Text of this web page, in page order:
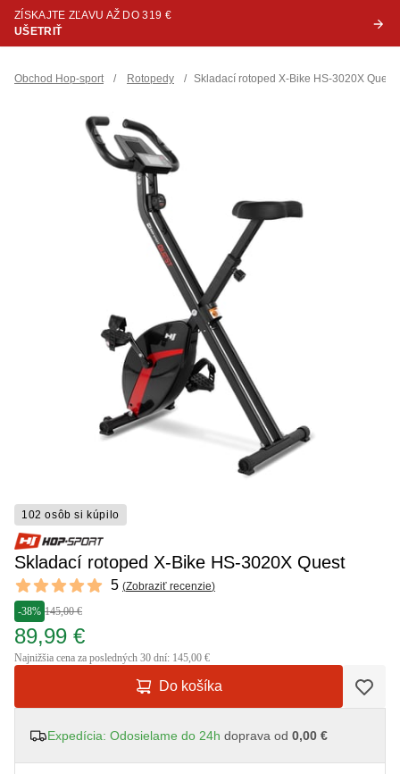
ZÍSKAJTE ZĽAVU AŽ DO 319 €
UŠETRIŤ
Obchod Hop-sport / Rotopedy / Skladací rotoped X-Bike HS-3020X Quest
102 osôb si kúpilo
Skladací rotoped X-Bike HS-3020X Quest
Reviews
5 out of 5 stars 5 (Zobraziť recenzie)
-38% 145,00 €
89,99 €
Najnižšia cena za posledných 30 dní: 145,00 €
Do košíka
Expedícia: Odosielame do 24h doprava od 0,00 €